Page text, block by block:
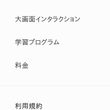
大画面インタラクション
学習プログラム
料金
利用規約